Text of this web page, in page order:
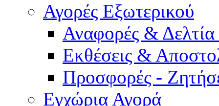
Αγορές Εξωτερικού
Αναφορές &
Εκθέσεις &
Προσφορές -
Εγχώρια Αγορά